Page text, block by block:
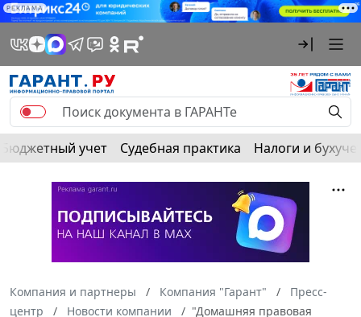
РЕКЛАМА
Бюджетный учет Судебная практика Налоги и
Компания и партнеры Компания "Гарант"
Пресс-
центр
Новости компании
"Домашняя правовая